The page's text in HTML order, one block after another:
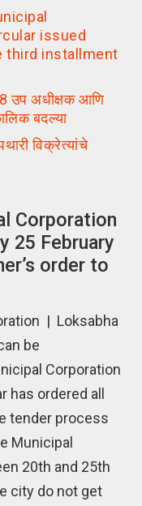
issued
third installment
उप अधीक्षक आणि
बदल्या
विक्रेत्यांचे
Corporation
25 February
order to
| Loksabha
be
Corporation
has ordered all
tender process
Municipal
20th and 25th
city do not get